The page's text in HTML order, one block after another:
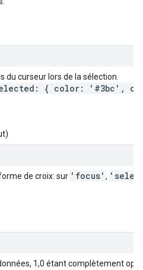
curseur lors de la sélection.
{ color: '#3bc',
de croix: sur 'focus' ,
1,0 étant complètement